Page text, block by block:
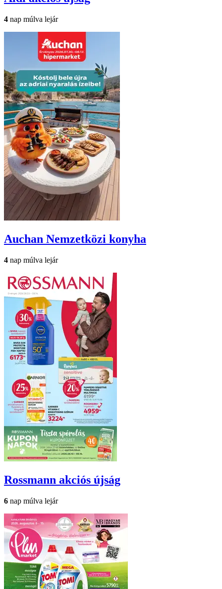
4 nap múlva lejár
Auchan Nemzetközi konyha
4 nap múlva lejár
Rossmann akciós újság
6 nap múlva lejár